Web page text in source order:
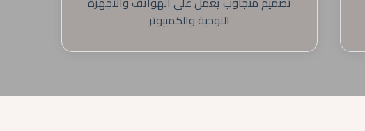
اللوحية والكمبيوتر